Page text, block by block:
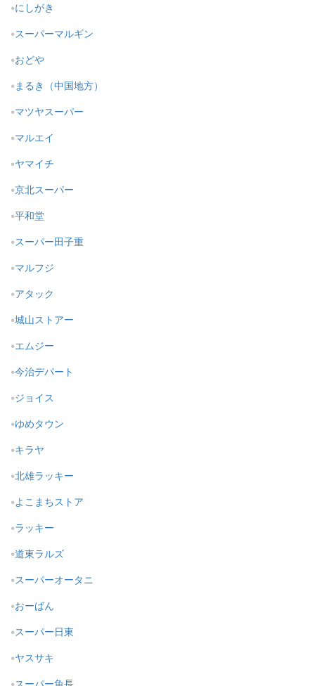
にしがき
スーパーマルギン
おどや
まるき（中国地方）
マツヤスーパー
マルエイ
ヤマイチ
京北スーパー
平和堂
スーパー田子重
マルフジ
アタック
城山ストアー
エムジー
今治デパート
ジョイス
ゆめタウン
キラヤ
北雄ラッキー
よこまちストア
ラッキー
道東ラルズ
スーパーオータニ
おーばん
スーパー日東
ヤスサキ